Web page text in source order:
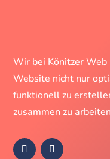
Wir bei Könitzer Web
Website nicht nur
funktionell zu
zusammen zu